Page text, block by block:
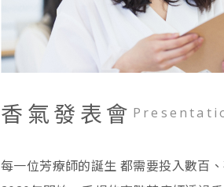
香氣發表會
每一位芳療師的誕生 都需要投入數百